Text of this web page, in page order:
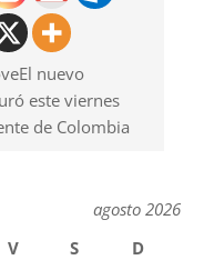
nuevo
este viernes
de Colombia
agosto 2026
V S
D